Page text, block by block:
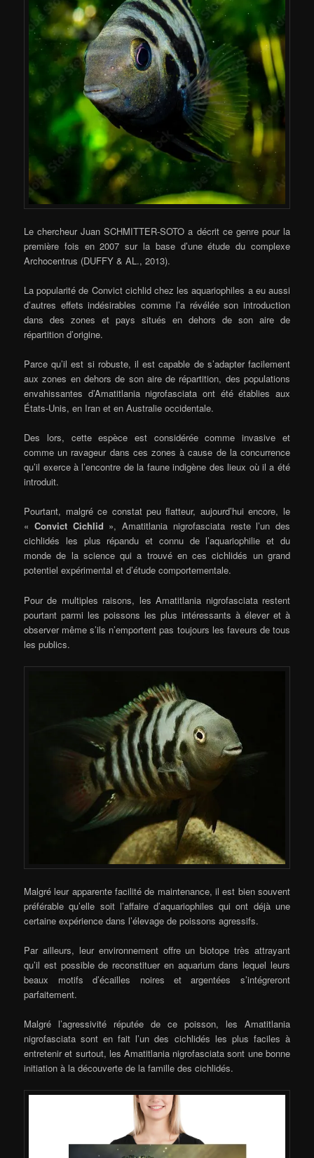
Le chercheur Juan SCHMITTER-SOTO a décrit ce genre pour la
première fois en 2007 sur la base d’une étude du complexe
Archocentrus (DUFFY & AL., 2013).
La popularité de Convict cichlid chez les aquariophiles a eu aussi
d’autres effets indésirables comme l’a révélée son introduction
dans des zones et pays situés en dehors de son aire de
répartition d’origine.
Parce qu’il est si robuste, il est capable de s’adapter facilement
aux zones en dehors de son aire de répartition, des populations
envahissantes d’Amatitlania nigrofasciata ont été établies aux
États-Unis, en Iran et en Australie occidentale.
Des lors, cette espèce est considérée comme invasive et
comme un ravageur dans ces zones à cause de la concurrence
qu’il exerce à l’encontre de la faune indigène des lieux où il a été
introduit.
Pourtant, malgré ce constat peu flatteur, aujourd’hui encore, le
« Convict Cichlid », Amatitlania nigrofasciata reste l’un des
cichlidés les plus répandu et connu de l’aquariophilie et du
monde de la science qui a trouvé en ces cichlidés un grand
potentiel expérimental et d’étude comportementale.
Pour de multiples raisons, les Amatitlania nigrofasciata restent
pourtant parmi les poissons les plus intéressants à élever et à
observer même s’ils n’emportent pas toujours les faveurs de tous
les publics.
Malgré leur apparente facilité de maintenance, il est bien souvent
préférable qu’elle soit l’affaire d’aquariophiles qui ont déjà une
certaine expérience dans l’élevage de poissons agressifs.
Par ailleurs, leur environnement offre un biotope très attrayant
qu’il est possible de reconstituer en aquarium dans lequel leurs
beaux motifs d’écailles noires et argentées s’intégreront
parfaitement.
Malgré l’agressivité réputée de ce poisson, les Amatitlania
nigrofasciata sont en fait l’un des cichlidés les plus faciles à
entretenir et surtout, les Amatitlania nigrofasciata sont une bonne
initiation à la découverte de la famille des cichlidés.